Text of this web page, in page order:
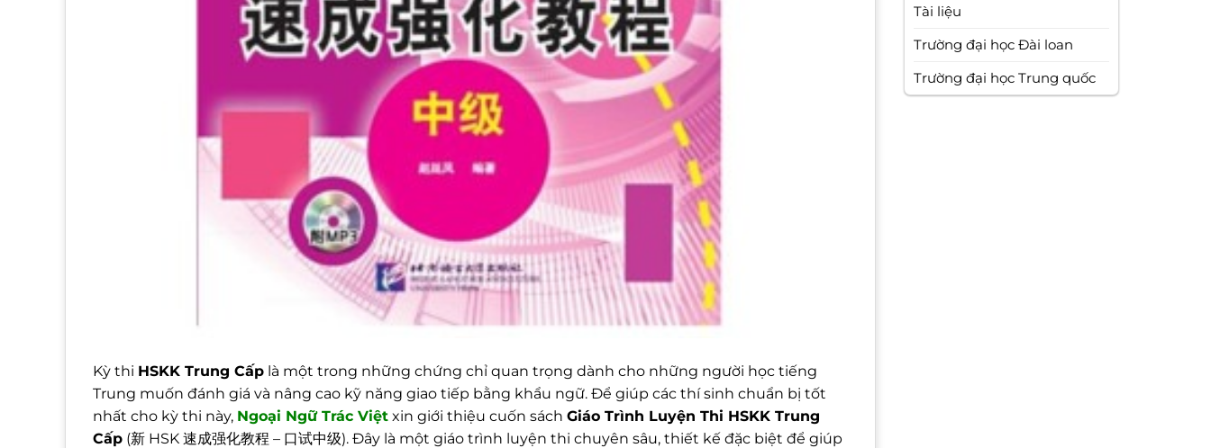
Kỳ thi HSKK Trung Cấp là một trong những chứng chỉ quan trọng dành cho những người học tiếng
Trung muốn đánh giá và nâng cao kỹ năng giao tiếp bằng khẩu ngữ. Để giúp các thí sinh chuẩn bị tốt
nhất cho kỳ thi này, Ngoại Ngữ Trác Việt xin giới thiệu cuốn sách Giáo Trình Luyện Thi HSKK Trung
Cấp (新 HSK 速成强化教程 – 口试中级). Đây là một giáo trình luyện thi chuyên sâu, thiết kế đặc biệt để giúp
Tài liệu
Trường đại học Đài loan
Trường đại học Trung quốc